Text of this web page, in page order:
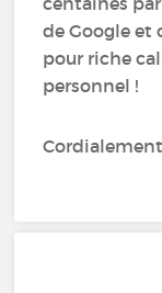
de Google et
pour riche
personnel !